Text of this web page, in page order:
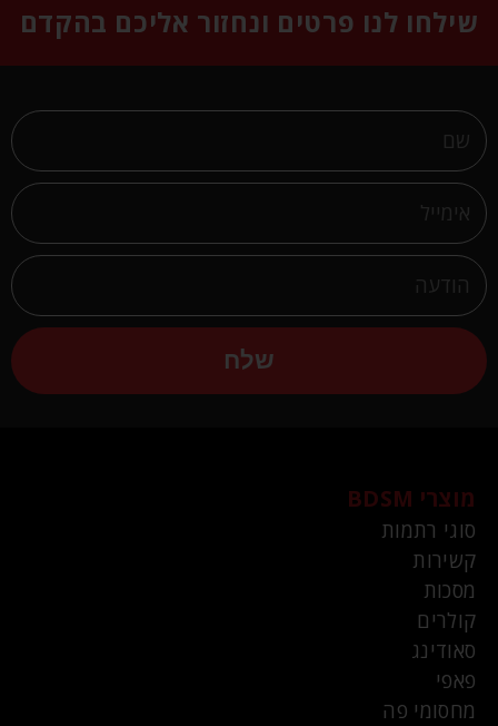
שילחו לנו פרטים ונחזור אליכם בהקדם
שלח
מוצרי BDSM
סוגי רתמות
קשירות
מסכות
קולרים
סאודינג
פאפי
מחסומי פה